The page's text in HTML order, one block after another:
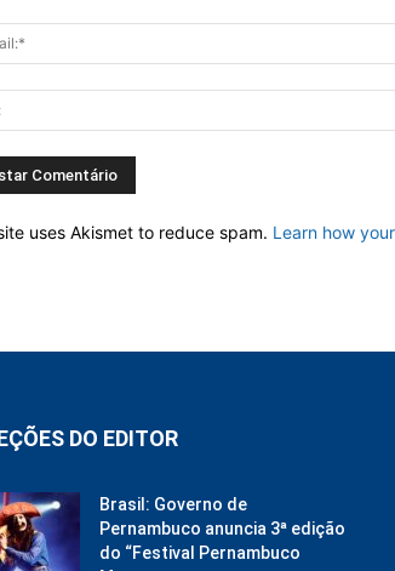
uses Akismet to reduce spam. Learn how
DO EDITOR
Brasil: Governo de
Pernambuco anuncia 3ª edição
do “Festival Pernambuco